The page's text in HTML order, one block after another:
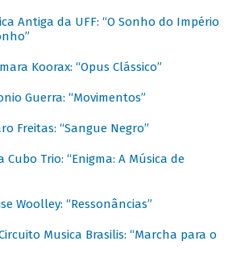
Antiga da UFF: “O Sonho do Império
Koorax: “Opus Clássico”
Guerra: “Movimentos”
Freitas: “Sangue Negro”
Cubo Trio: “Enigma: A Música de
Woolley: “Ressonâncias”
Musica Brasilis: “Marcha para o